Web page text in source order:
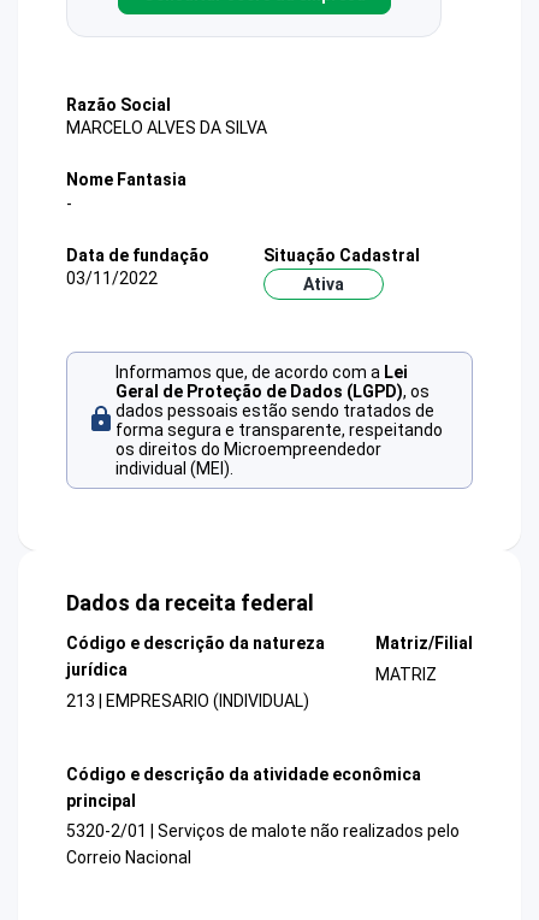
Razão Social
MARCELO ALVES DA SILVA
Nome Fantasia
-
Data de fundação
03/11/2022
Situação Cadastral
Ativa
Informamos que, de acordo com a Lei
Geral de Proteção de Dados (LGPD), os
dados pessoais estão sendo tratados de
forma segura e transparente, respeitando
os direitos do Microempreendedor
individual (MEI).
Dados da receita federal
Código e descrição da natureza
jurídica
213 | EMPRESARIO (INDIVIDUAL)
Matriz/Filial
MATRIZ
Código e descrição da atividade econômica
principal
5320-2/01 | Serviços de malote não realizados pelo
Correio Nacional